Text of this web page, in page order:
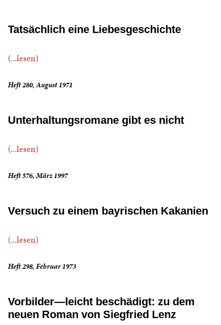
Tatsächlich eine Liebesgeschichte
(...lesen)
Heft 280, August 1971
Unterhaltungsromane gibt es nicht
(...lesen)
Heft 576, März 1997
Versuch zu einem bayrischen Kakanien
(...lesen)
Heft 298, Februar 1973
Vorbilder—leicht beschädigt: zu dem
neuen Roman von Siegfried Lenz